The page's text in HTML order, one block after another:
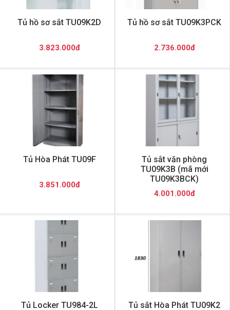
Tủ hồ sơ sắt TU09K2D
3.823.000đ
Tủ hồ sơ sắt TU09K3PCK
2.736.000đ
Tủ Hòa Phát TU09F
3.851.000đ
Tủ sắt văn phòng
TU09K3B (mã mới
TU09K3BCK)
4.001.000đ
Tủ Locker TU984-2L Tủ sắt Hòa Phát TU09K2